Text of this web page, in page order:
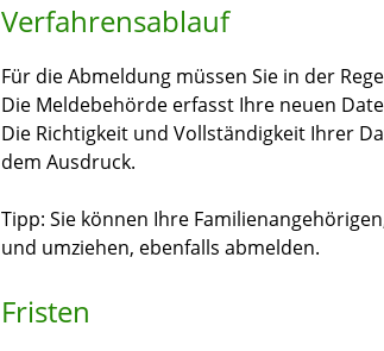
Verfahrensablauf
Für die Abmeldung müssen Sie in der
Die Meldebehörde erfasst Ihre neuen
Die Richtigkeit und Vollständigkeit Ihrer
dem Ausdruck.
Tipp: Sie können Ihre Familienangehörigen
und umziehen, ebenfalls abmelden.
Fristen